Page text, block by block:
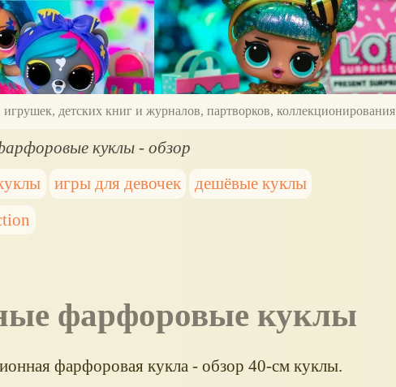
детских книг и журналов, партворков, коллекционирования
куклы - обзор
игры для девочек
дешёвые куклы
фарфоровые куклы
фарфоровая кукла - обзор 40-см куклы.